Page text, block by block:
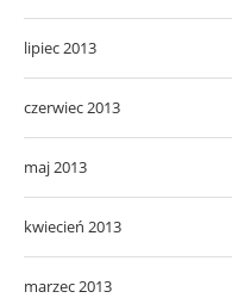
lipiec 2013
czerwiec 2013
maj 2013
kwiecień 2013
marzec 2013